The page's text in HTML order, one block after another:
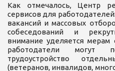
Как отмечалось, Центр
сервисов для
вакансий и массовых
собеседований и
внимание уделяется
работодатели могут
трудоустройство
(ветеранов, инвалидов,